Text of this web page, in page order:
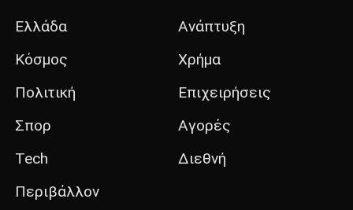
Ελλάδα
Κόσμος
Πολιτική
Σπορ
Tech
Περιβάλλον
Ανάπτυξη
Χρήμα
Επιχειρήσεις
Αγορές
Διεθνή